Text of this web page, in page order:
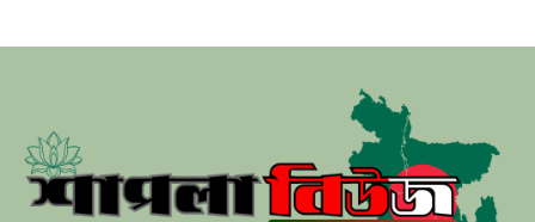
আজ এড়িয়ে চলবেন
আজ ঢাকায় দুই বড় উন্মুক্ত কনসার্ট, কোথায়